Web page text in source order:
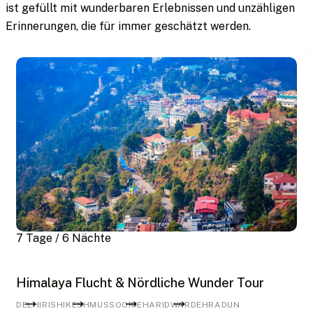
ist gefüllt mit wunderbaren Erlebnissen und unzähligen
Erinnerungen, die für immer geschätzt werden.
7 Tage / 6 Nächte
Himalaya Flucht & Nördliche Wunder Tour
DELHI RISHIKESHMUSSOORIEHARIDWAR DEHRADUN